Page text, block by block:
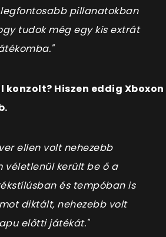
pillanatokban
tudok még egy kis extrát
Hiszen eddig Xboxon
ellen volt nehezebb
véletlenül került be ő a
és tempóban is
diktált, nehezebb volt
előtti játékát."